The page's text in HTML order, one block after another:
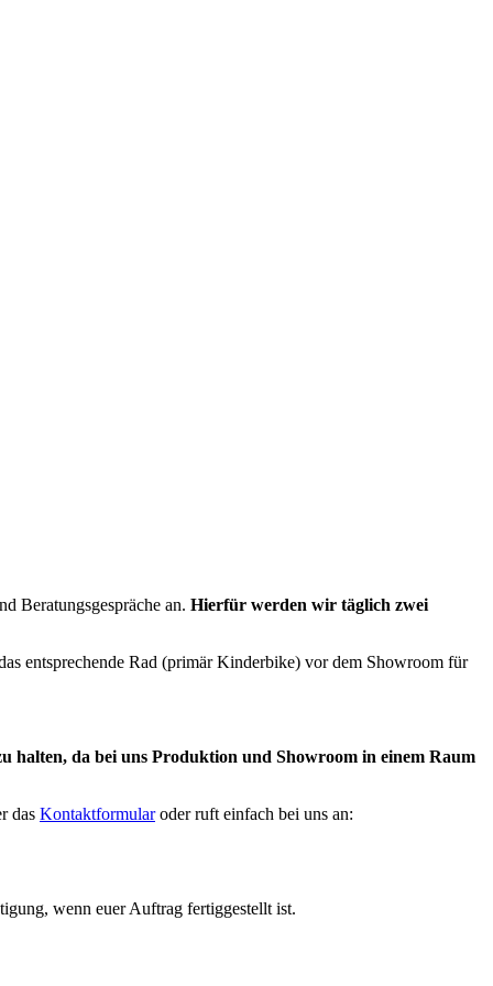
Beratungsgespräche an. Hierfür werden wir täglich zwei
entsprechende Rad (primär Kinderbike) vor dem Showroom für
halten, da bei uns Produktion und Showroom in einem Raum
das Kontaktformularoder ruft einfach bei uns an:
wenn euer Auftrag fertiggestellt ist.